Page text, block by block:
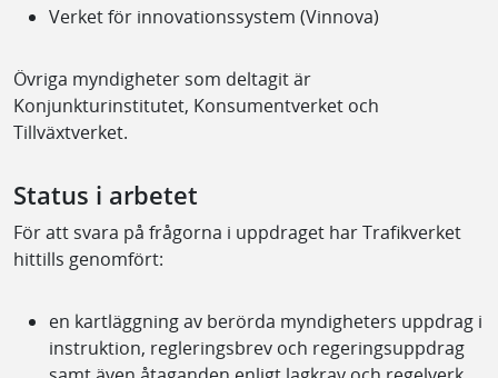
Verket för innovationssystem (Vinnova)
Övriga myndigheter som deltagit är
Konjunkturinstitutet, Konsumentverket och
Tillväxtverket.
Status i arbetet
För att svara på frågorna i uppdraget har Trafikverket
hittills genomfört:
en kartläggning av berörda myndigheters uppdrag i
instruktion, regleringsbrev och regeringsuppdrag